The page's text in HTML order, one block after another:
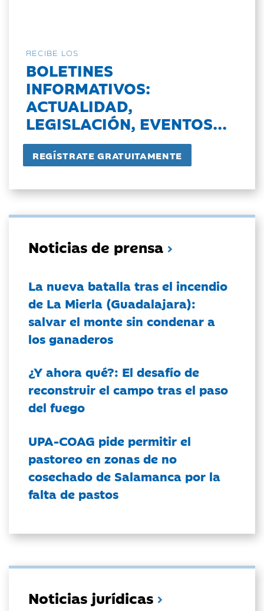
RECIBE LOS
BOLETINES
INFORMATIVOS:
ACTUALIDAD,
LEGISLACIÓN, EVENTOS...
Noticias de prensa
La nueva batalla tras el incendio
de La Mierla (Guadalajara):
salvar el monte sin condenar a
los ganaderos
¿Y ahora qué?: El desafío de
reconstruir el campo tras el paso
del fuego
UPA-COAG pide permitir el
pastoreo en zonas de no
cosechado de Salamanca por la
falta de pastos
Noticias jurídicas